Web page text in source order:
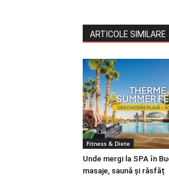
ARTICOLE SIMILARE
Fitness & Diete
Unde mergi la SPA în
masaje, saună și răsfăț